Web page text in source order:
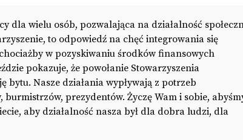
dla wielu osób, pozwalająca na działalność
to odpowiedź na chęć integrowania się
w pozyskiwaniu środków finansowych
pokazuje, że powołanie Stowarzyszenia
bytu. Nasze działania wypływają z potrzeb
prezydentów. Życzę Wam i sobie,
aby działalność nasza był dla dobra ludzi, dla